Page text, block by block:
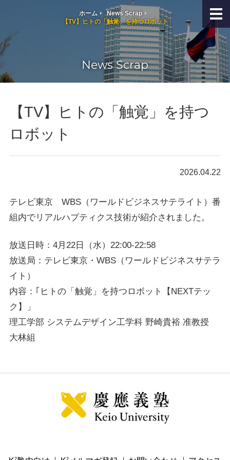
ホーム
News Scrap
【TV】ヒトの「触覚」を持つロボット
News Scrap
【TV】ヒトの「触覚」を持つ
ロボット
2026.04.22
テレビ東京 WBS（ワールドビジネスサテライト）番
組内でリアルハプティクス技術が紹介されました。
放送日時：4月22日（水）22:00-22:58
放送局：テレビ東京・WBS（ワールドビジネスサテラ
イト）
内容：｢ヒトの「触覚」を持つロボット【NEXTテッ
ク】」
理工学部 システムデザイン工学科 野崎貴裕 准教授
大林組
2 2